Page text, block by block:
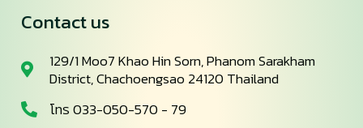
Contact us
129/1 Moo7 Khao Hin Sorn, Phanom Sarakham
District, Chachoengsao 24120 Thailand
โทร 033-050-570 - 79